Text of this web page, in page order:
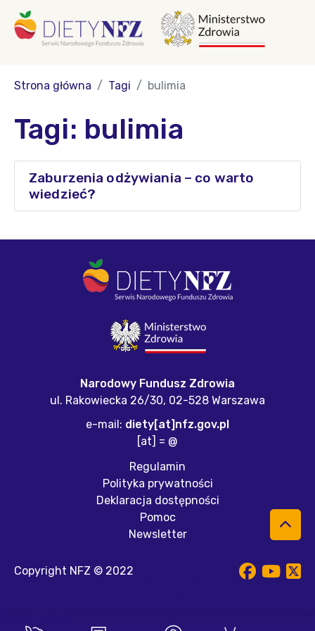
Strona główna Tagi bulimia
Tagi: bulimia
Zaburzenia odżywiania – co warto
wiedzieć?
Narodowy Fundusz Zdrowia
ul. Rakowiecka 26/30, 02-528 Warszawa
e-mail: diety[at]nfz.gov.pl
[at] = @
Regulamin
Polityka prywatności
Deklaracja dostępności
Pomoc
Newsletter
Copyright NFZ © 2022
Na naszej stronie internetowej używamy plików cookies.